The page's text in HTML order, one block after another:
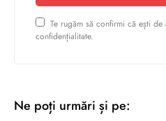
Te rugăm să confirmi că ești
confidențialitate.
Ne poți urmări și pe: